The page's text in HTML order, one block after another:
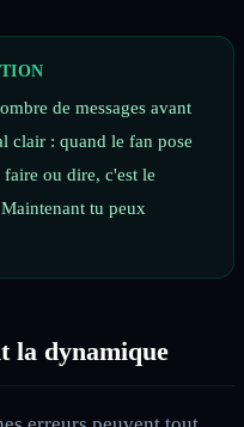
de messages avant
clair : quand le fan pose
ou dire, c'est le
tu peux
la dynamique